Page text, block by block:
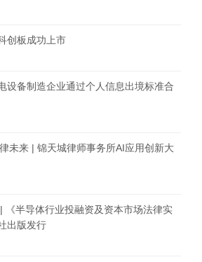
创板成功上市
设备制造企业通过个人信息出境标准合
未来 | 锦天城律师事务所AI应用创新大
《半导体行业投融资及资本市场法律实
出版发行